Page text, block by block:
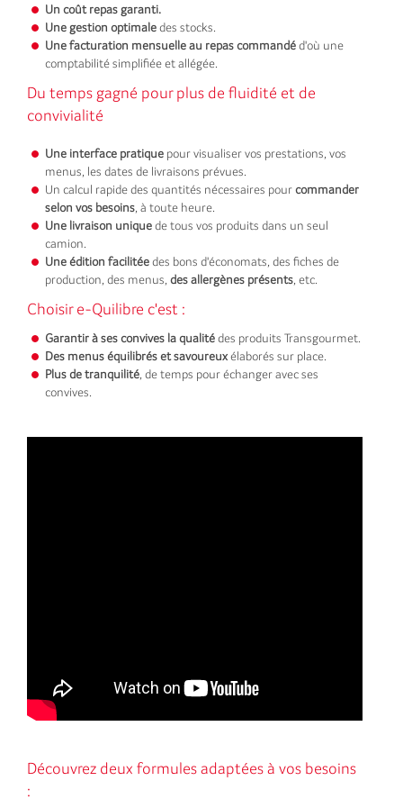
Un coût repas garanti.
Une gestion optimaledes stocks.
Une facturation mensuelle au repas commandéd'où une
comptabilité simplifiée et allégée.
Du temps gagné pour plus de fluidité et de
convivialité
Une interface pratique pour visualiser vos prestations, vos
menus, les dates de livraisons prévues.
Un calcul rapide des quantités nécessaires pourcommander
selon vos besoins , à toute heure.
Une livraison uniquede tous vos produits dans un seul
camion.
Une édition facilitéedes bons d'économats, des fiches de
production, des menus, des allergènes présents , etc.
Choisir e-Quilibre c'est :
Garantir à ses convives la qualitédes produits Transgourmet.
Des menus équilibrés et savoureuxélaborés sur place.
Plus de tranquilité , de temps pour échanger avec ses
convives.
Découvrez deux formules adaptées à vos besoins
: